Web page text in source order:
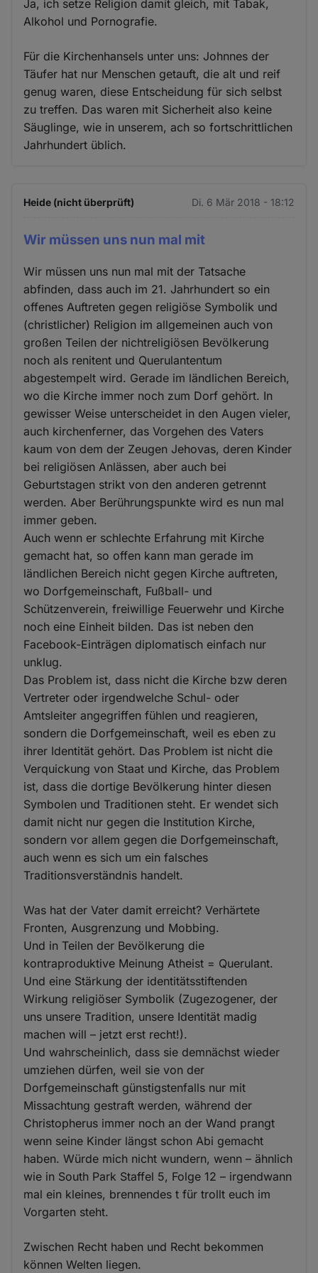
Ja, ich setze Religion damit gleich, mit Tabak,
Alkohol und Pornografie.
Für die Kirchenhansels unter uns: Johnnes der
Täufer hat nur Menschen getauft, die alt und reif
genug waren, diese Entscheidung für sich selbst
zu treffen. Das waren mit Sicherheit also keine
Säuglinge, wie in unserem, ach so fortschrittlichen
Jahrhundert üblich.
Heide (nicht überprüft) Di. 6 Mär 2018 - 18:12
Wir müssen uns nun mal mit
Wir müssen uns nun mal mit der Tatsache
abfinden, dass auch im 21. Jahrhundert so ein
offenes Auftreten gegen religiöse Symbolik und
(christlicher) Religion im allgemeinen auch von
großen Teilen der nichtreligiösen Bevölkerung
noch als renitent und Querulantentum
abgestempelt wird. Gerade im ländlichen Bereich,
wo die Kirche immer noch zum Dorf gehört. In
gewisser Weise unterscheidet in den Augen vieler,
auch kirchenferner, das Vorgehen des Vaters
kaum von dem der Zeugen Jehovas, deren Kinder
bei religiösen Anlässen, aber auch bei
Geburtstagen strikt von den anderen getrennt
werden. Aber Berührungspunkte wird es nun mal
immer geben.
Auch wenn er schlechte Erfahrung mit Kirche
gemacht hat, so offen kann man gerade im
ländlichen Bereich nicht gegen Kirche auftreten,
wo Dorfgemeinschaft, Fußball- und
Schützenverein, freiwillige Feuerwehr und Kirche
noch eine Einheit bilden. Das ist neben den
Facebook-Einträgen diplomatisch einfach nur
unklug.
Das Problem ist, dass nicht die Kirche bzw deren
Vertreter oder irgendwelche Schul- oder
Amtsleiter angegriffen fühlen und reagieren,
sondern die Dorfgemeinschaft, weil es eben zu
ihrer Identität gehört. Das Problem ist nicht die
Verquickung von Staat und Kirche, das Problem
ist, dass die dortige Bevölkerung hinter diesen
Symbolen und Traditionen steht. Er wendet sich
damit nicht nur gegen die Institution Kirche,
sondern vor allem gegen die Dorfgemeinschaft,
auch wenn es sich um ein falsches
Traditionsverständnis handelt.
Was hat der Vater damit erreicht? Verhärtete
Fronten, Ausgrenzung und Mobbing.
Und in Teilen der Bevölkerung die
kontraproduktive Meinung Atheist = Querulant.
Und eine Stärkung der identitätsstiftenden
Wirkung religiöser Symbolik (Zugezogener, der
uns unsere Tradition, unsere Identität madig
machen will – jetzt erst recht!).
Und wahrscheinlich, dass sie demnächst wieder
umziehen dürfen, weil sie von der
Dorfgemeinschaft günstigstenfalls nur mit
Missachtung gestraft werden, während der
Christopherus immer noch an der Wand prangt
wenn seine Kinder längst schon Abi gemacht
haben. Würde mich nicht wundern, wenn – ähnlich
wie in South Park Staffel 5, Folge 12 – irgendwann
mal ein kleines, brennendes t für trollt euch im
Vorgarten steht.
Zwischen Recht haben und Recht bekommen
können Welten liegen.